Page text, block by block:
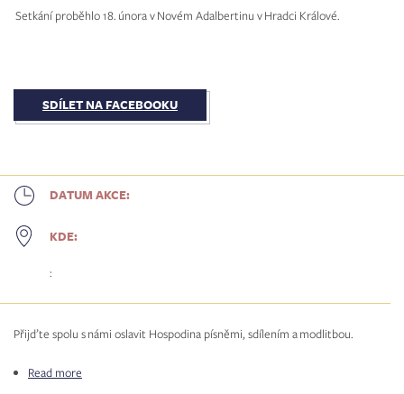
setkání
Králové
Setkání proběhlo 18. února v Novém Adalbertinu v Hradci Králové.
SDÍLET NA FACEBOOKU
DATUM AKCE:
KDE:
:
Přijďte spolu s námi oslavit Hospodina písněmi, sdílením a modlitbou.
Read more